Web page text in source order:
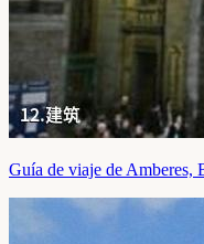
Guía de viaje de Amberes,